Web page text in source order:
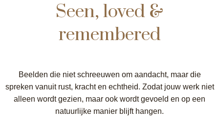
Seen, loved &
remembered
Beelden die niet schreeuwen om aandacht, maar die
spreken vanuit rust, kracht en echtheid. Zodat jouw werk niet
alleen wordt gezien, maar ook wordt gevoeld en op een
natuurlijke manier blijft hangen.